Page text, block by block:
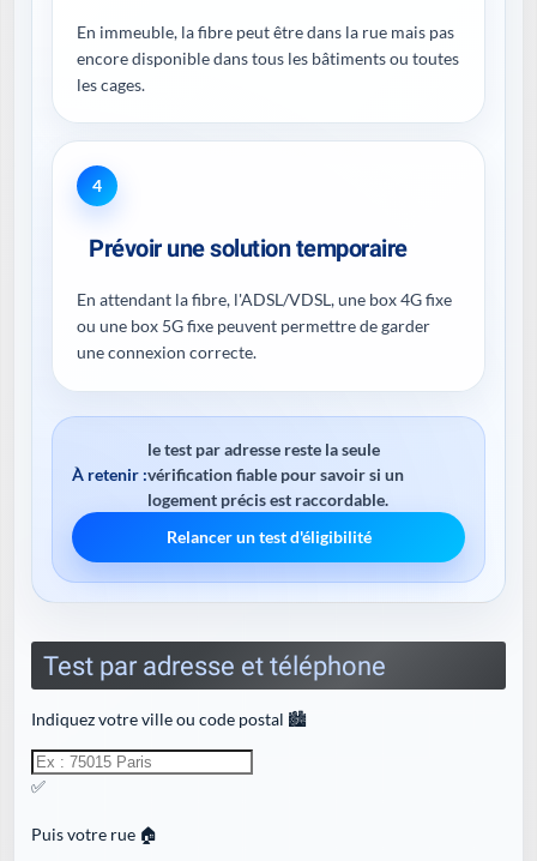
En immeuble, la fibre peut être dans la rue mais pas
encore disponible dans tous les bâtiments ou toutes
les cages.
4
Prévoir une solution temporaire
En attendant la fibre, l'ADSL/VDSL, une box 4G fixe
ou une box 5G fixe peuvent permettre de garder
une connexion correcte.
À retenir :
le test par adresse reste la seule
vérification fiable pour savoir si un
logement précis est raccordable.
Relancer un test d'éligibilité
Test par adresse et téléphone
Indiquez votre ville ou code postal 🏙️
✅
Puis votre rue 🏠